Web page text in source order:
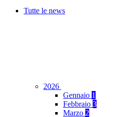
Tutte le news
2026
Gennaio 1
Febbraio 3
Marzo 2